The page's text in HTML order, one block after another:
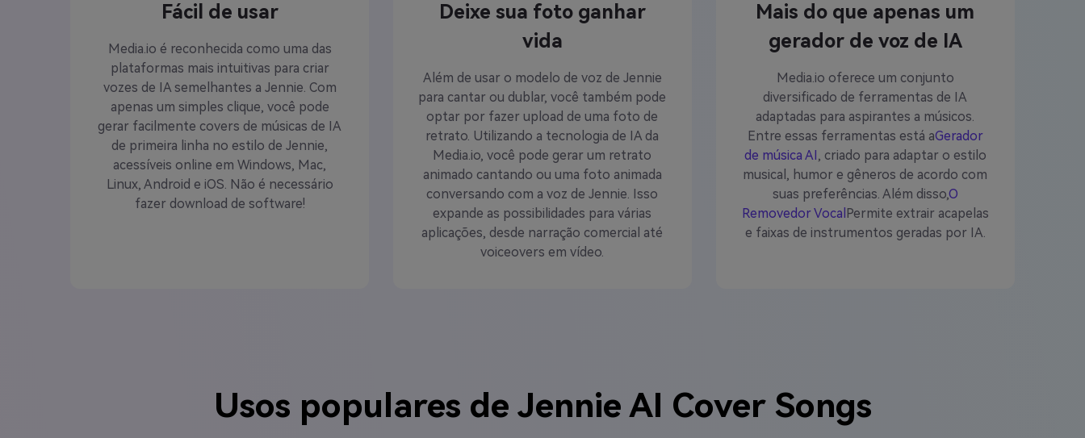
Fácil de usar
Media.io é reconhecida como uma das
plataformas mais intuitivas para criar
vozes de IA semelhantes a Jennie. Com
apenas um simples clique, você pode
gerar facilmente covers de músicas de IA
de primeira linha no estilo de Jennie,
acessíveis online em Windows, Mac,
Linux, Android e iOS. Não é necessário
fazer download de software!
Deixe sua foto ganhar
vida
Além de usar o modelo de voz de Jennie
para cantar ou dublar, você também pode
optar por fazer upload de uma foto de
retrato. Utilizando a tecnologia de IA da
Media.io, você pode gerar um retrato
animado cantando ou uma foto animada
conversando com a voz de Jennie. Isso
expande as possibilidades para várias
aplicações, desde narração comercial até
voiceovers em vídeo.
Mais do que apenas um
gerador de voz de IA
Media.io oferece um conjunto
diversificado de ferramentas de IA
adaptadas para aspirantes a músicos.
Entre essas ferramentas está aGerador
de música AI , criado para adaptar o estilo
musical, humor e gêneros de acordo com
suas preferências. Além disso,O
Removedor Vocal Permite extrair acapelas
e faixas de instrumentos geradas por IA.
Usos populares de Jennie AI Cover Songs